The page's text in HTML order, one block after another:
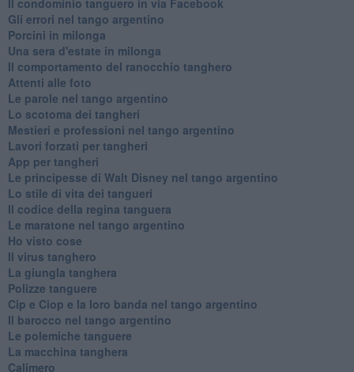
Gli errori nel tango argentino
Porcini in milonga
Una sera d'estate in milonga
Il comportamento del ranocchio tanghero
Attenti alle foto
Le parole nel tango argentino
Lo scotoma dei tangheri
Mestieri e professioni nel tango argentino
Lavori forzati per tangheri
App per tangheri
Le principesse di Walt Disney nel tango argentino
Lo stile di vita dei tangueri
Il codice della regina tanguera
Le maratone nel tango argentino
Ho visto cose
Il virus tanghero
La giungla tanghera
Polizze tanguere
Cip e Ciop e la loro banda nel tango argentino
Il barocco nel tango argentino
Le polemiche tanguere
La macchina tanghera
Calimero